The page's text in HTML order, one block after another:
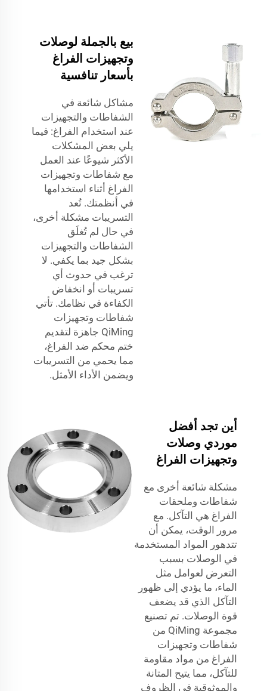
بيع بالجملة لوصلات
وتجهيزات الفراغ
بأسعار تنافسية
مشاكل شائعة في
الشفاطات والتجهيزات
عند استخدام الفراغ: فيما
يلي بعض المشكلات
الأكثر شيوعًا عند العمل
مع شفاطات وتجهيزات
الفراغ أثناء استخدامها
في أنظمتك. تُعد
التسريبات مشكلة أخرى،
في حال لم تُغلَق
الشفاطات والتجهيزات
بشكل جيد بما يكفي. لا
ترغب في حدوث أي
تسريبات أو انخفاض
الكفاءة في نظامك. تأتي
شفاطات وتجهيزات
QiMing جاهزة لتقديم
ختم محكم ضد الفراغ،
مما يحمي من التسريبات
ويضمن الأداء الأمثل.
أين تجد أفضل
موردي وصلات
وتجهيزات الفراغ
مشكلة شائعة أخرى مع
شفاطات وملحقات
الفراغ هي التآكل. مع
مرور الوقت، يمكن أن
تتدهور المواد المستخدمة
في الوصلات بسبب
التعرض لعوامل مثل
الماء، ما يؤدي إلى ظهور
التآكل الذي قد يضعف
قوة الوصلات. تم تصنيع
مجموعة QiMing من
شفاطات وتجهيزات
الفراغ من مواد مقاومة
للتآكل، مما يتيح المتانة
والموثوقية في الظروف